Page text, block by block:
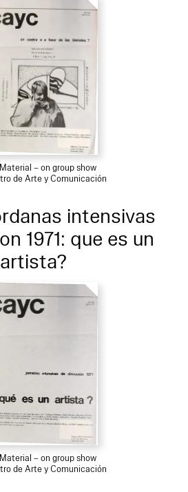
– on group show
de Arte y Comunicación
intensivas
1971: que es un
artista?
– on group show
de Arte y Comunicación